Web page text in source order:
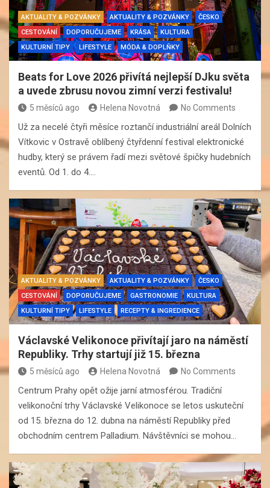
AKTUALITY & POZVÁNKY AKTUALITY & POZVÁNKY
ČESKO
CESTOVÁNÍ
DOPORUČUJEME KRÁSA
KULTURA
KULTURNÍ TIPY
LIFESTYLE MÓDA & DOPLŇKY
Beats for Love 2026 přivítá nejlepší DJku světa
a uvede zbrusu novou zimní verzi festivalu!
5 měsíců ago Helena Novotná No Comments
Už za necelé čtyři měsíce roztančí industriální areál Dolních
Vítkovic v Ostravě oblíbený čtyřdenní festival elektronické
hudby, který se právem řadí mezi světové špičky hudebních
eventů. Od 1. do 4.…
AKTUALITY & POZVÁNKY AKTUALITY & POZVÁNKY
ČESKO
CESTOVÁNÍ
DOPORUČUJEME GASTRONOMIE
KULTURA
KULTURNÍ TIPY
LIFESTYLE RECEPTY & INGREDIENCE
Václavské Velikonoce přivítají jaro na náměstí
Republiky. Trhy startují již 15. března
5 měsíců ago Helena Novotná No Comments
Centrum Prahy opět ožije jarní atmosférou. Tradiční
velikonoční trhy Václavské Velikonoce se letos uskuteční
od 15. března do 12. dubna na náměstí Republiky před
obchodním centrem Palladium. Návštěvníci se mohou…